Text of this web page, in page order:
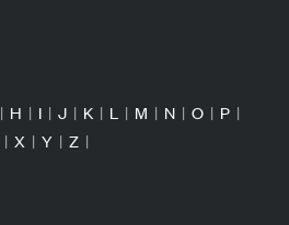
| H | I | J | K | L | M | N | O | P |
| X | Y | Z |